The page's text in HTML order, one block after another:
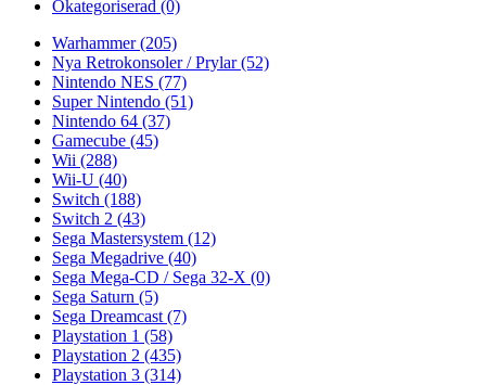
Okategoriserad (0)
Warhammer(205)
Nya Retrokonsoler / Prylar(52)
Nintendo NES (77)
Super Nintendo (51)
Nintendo 64 (37)
Gamecube (45)
Wii (288)
Wii-U (40)
Switch (188)
Switch 2 (43)
Sega Mastersystem (12)
Sega Megadrive (40)
Sega Mega-CD / Sega 32-X (0)
Sega Saturn (5)
Sega Dreamcast (7)
Playstation 1 (58)
Playstation 2 (435)
Playstation 3 (314)